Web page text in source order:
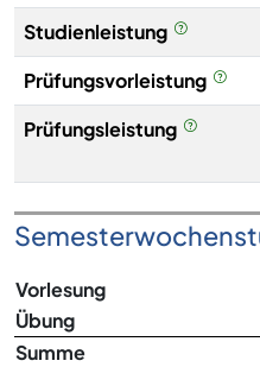
Studienleistung
Prüfungsvorleistung
Prüfungsleistung
Vorlesung
Übung
Summe